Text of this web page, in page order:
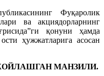
Фуқаролик
ва акциядорларнинг
қонуни ҳамда
ҳужжатларига асосан
МАНЗИЛИ.